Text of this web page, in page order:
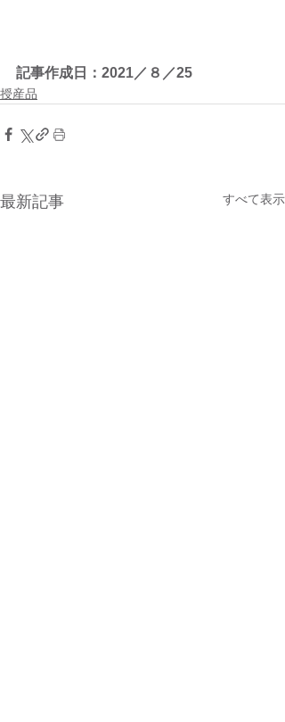
記事作成日：2021／８／25
授産品
最新記事 すべて表示